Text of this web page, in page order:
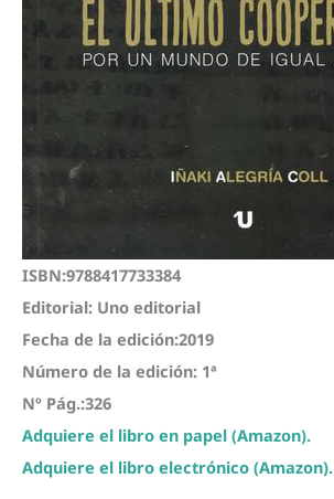
ISBN:9788417733384
Editorial: Uno editorial
Fecha de la edición:2019
Número de la edición: 1ª
Nº Pág.:326
Adquiere el libro en papel (Amazon).
Adquiere el libro electrónico (Amazon).